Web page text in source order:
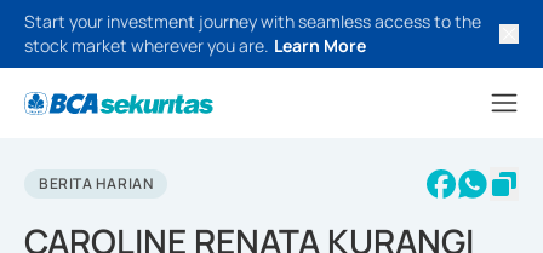
Start your investment journey with seamless access to the
stock market wherever you are. Learn More
BERITA HARIAN
CAROLINE RENATA KURANGI